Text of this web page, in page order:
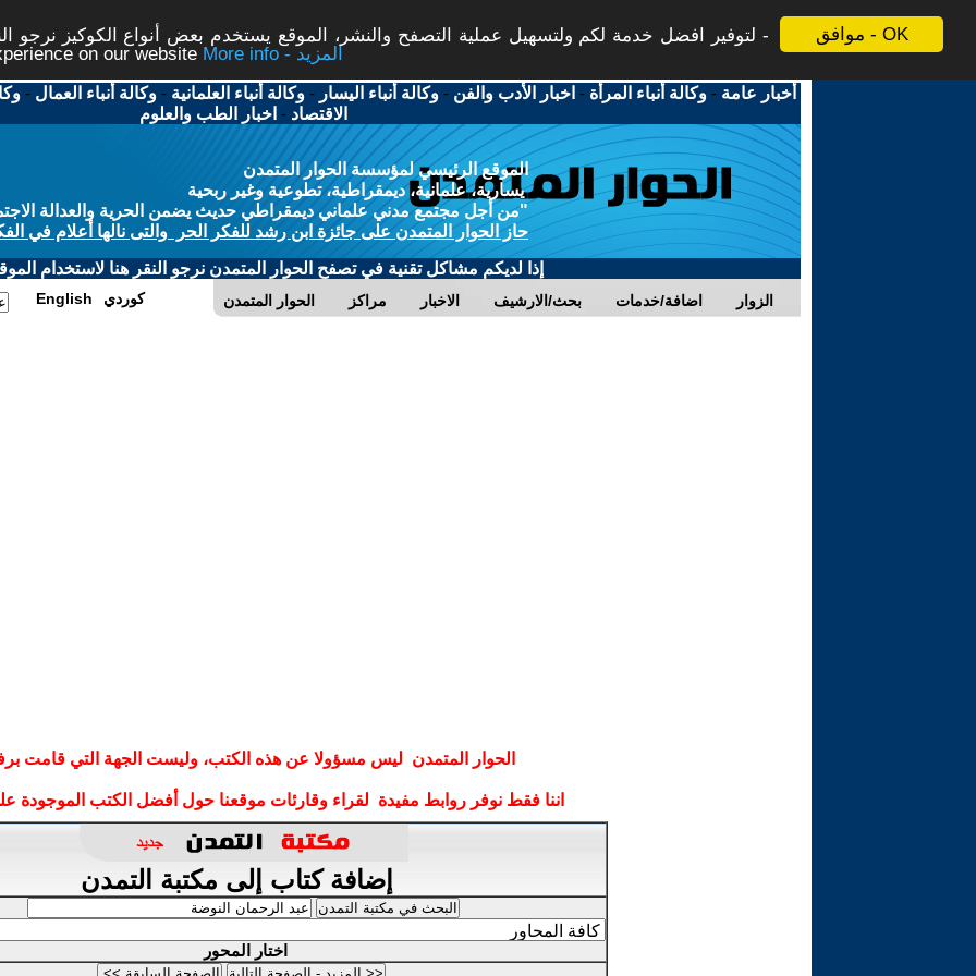
موافق - OK
لتوفير افضل خدمة لكم ولتسهيل عملية التصفح والنشر، الموقع يستخدم بعض أنواع الكوكيز نرجو
on our website
More info - المزيد
أخبار عامة -وكالة أنباء المرأة - اخبار الأدب والفن -وكالة أنباء اليسار -وكالة أنباء العلمانية -وكالة أنباء العمال -
الاقتصاد - اخبار الطب والعلوم
الموقع الرئيسي لمؤسسة الحوار المتمدن
يسارية، علمانية، ديمقراطية، تطوعية وغير ربحية
"من أجل مجتمع مدني علماني ديمقراطي حديث يضمن الحرية والعدالة
حاز الحوار المتمدن على جائزة ابن رشد للفكر الحر والتى نالها أعلام في
إذا لديكم مشاكل تقنية في تصفح الحوار المتمدن نرجو النقر هنا لاستخدام
الحوار المتمدن مراكز الاخبار بحث/الارشيف اضافة/خدمات الزوار English كوردي
الحوار المتمدن ليس مسؤولا عن هذه الكتب، وليست الجهة التي قامت
اننا فقط نوفر روابط مفيدة لقراء وقارئات موقعنا حول أفضل الكتب الموجودة
اختار المحور